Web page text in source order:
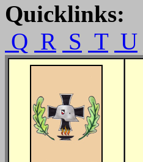
Quicklinks:
Q R S T U